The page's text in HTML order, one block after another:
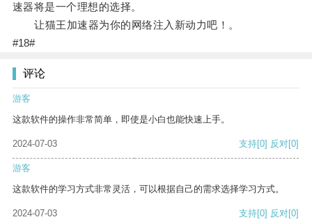
速器将是一个理想的选择。
让猫王加速器为你的网络注入新动力吧！。
#18#
评论
游客
这款软件的操作非常简单，即使是小白也能快速上手。
2024-07-03 支持[0] 反对[0]
游客
这款软件的学习方式非常灵活，可以根据自己的需求选择学习方式。
2024-07-03 支持[0] 反对[0]